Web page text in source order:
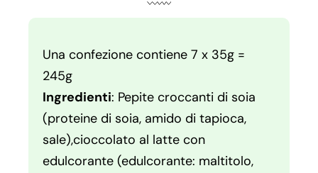
Una confezione contiene 7 x 35g =
245g
Ingredienti: Pepite croccanti di soia
(proteine di soia, amido di tapioca,
sale),cioccolato al latte con
edulcorante (edulcorante: maltitolo,